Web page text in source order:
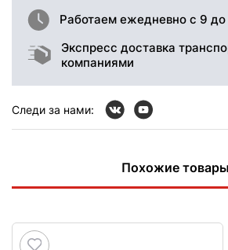
Работаем ежедневно с 9 до
Экспресс доставка
компаниями
Следи за нами:
Похожие товары